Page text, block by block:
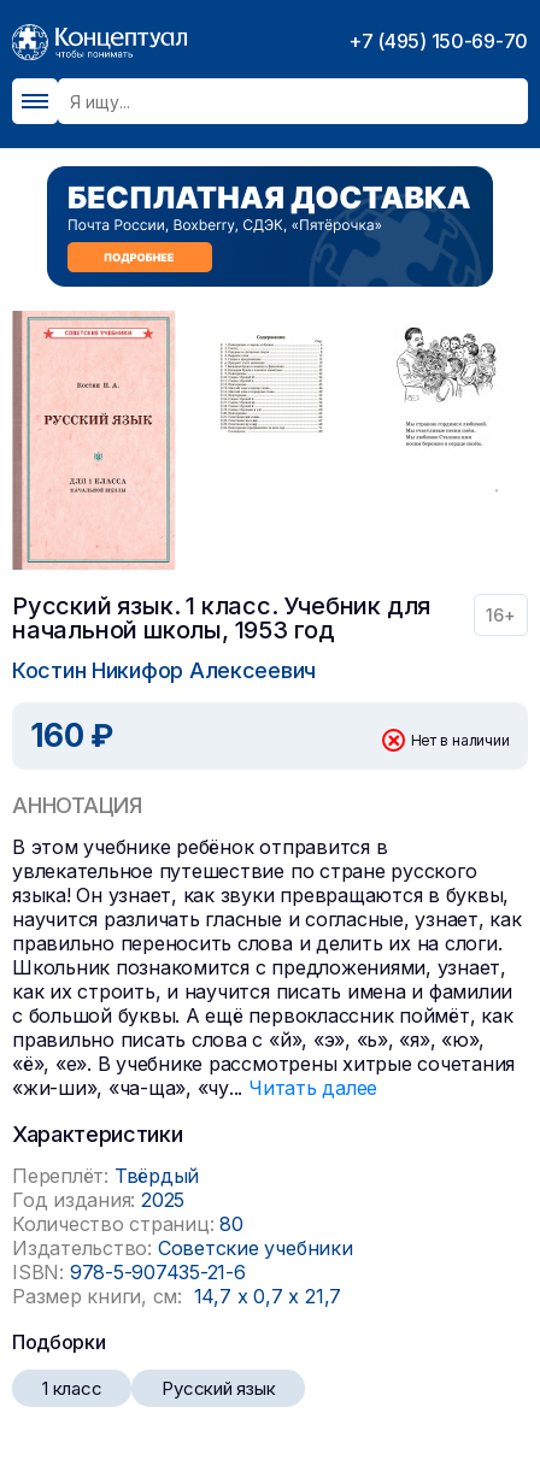
+7 (495) 150-69-70
Русский язык. 1 класс. Учебник для
начальной школы, 1953 год
16+
Костин Никифор Алексеевич
160 ₽ Нет в наличии
АННОТАЦИЯ
В этом учебнике ребёнок отправится в
увлекательное путешествие по стране русского
языка! Он узнает, как звуки превращаются в буквы,
научится различать гласные и согласные, узнает, как
правильно переносить слова и делить их на слоги.
Школьник познакомится с предложениями, узнает,
как их строить, и научится писать имена и фамилии
с большой буквы. А ещё первоклассник поймёт, как
правильно писать слова с «й», «э», «ь», «я», «ю»,
«ё», «е». В учебнике рассмотрены хитрые сочетания
«жи-ши», «ча-ща», «чу... Читать далее
Характеристики
Переплёт: Твёрдый
Год издания: 2025
Количество страниц: 80
Издательство: Советские учебники
ISBN: 978-5-907435-21-6
Размер книги, см: 14,7 x 0,7 x 21,7
Подборки
1 класс Русский язык